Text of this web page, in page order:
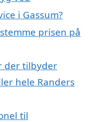
i Gassum?
prisen på
der tilbyder
hele Randers
til